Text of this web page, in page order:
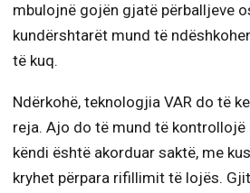
mbulojnë gojën gjatë përballjeve
kundërshtarët mund të
të kuq.
Ndërkohë, teknologjia VAR do të
reja. Ajo do të mund të
këndi është akorduar saktë, me
kryhet përpara rifillimit të lojës.